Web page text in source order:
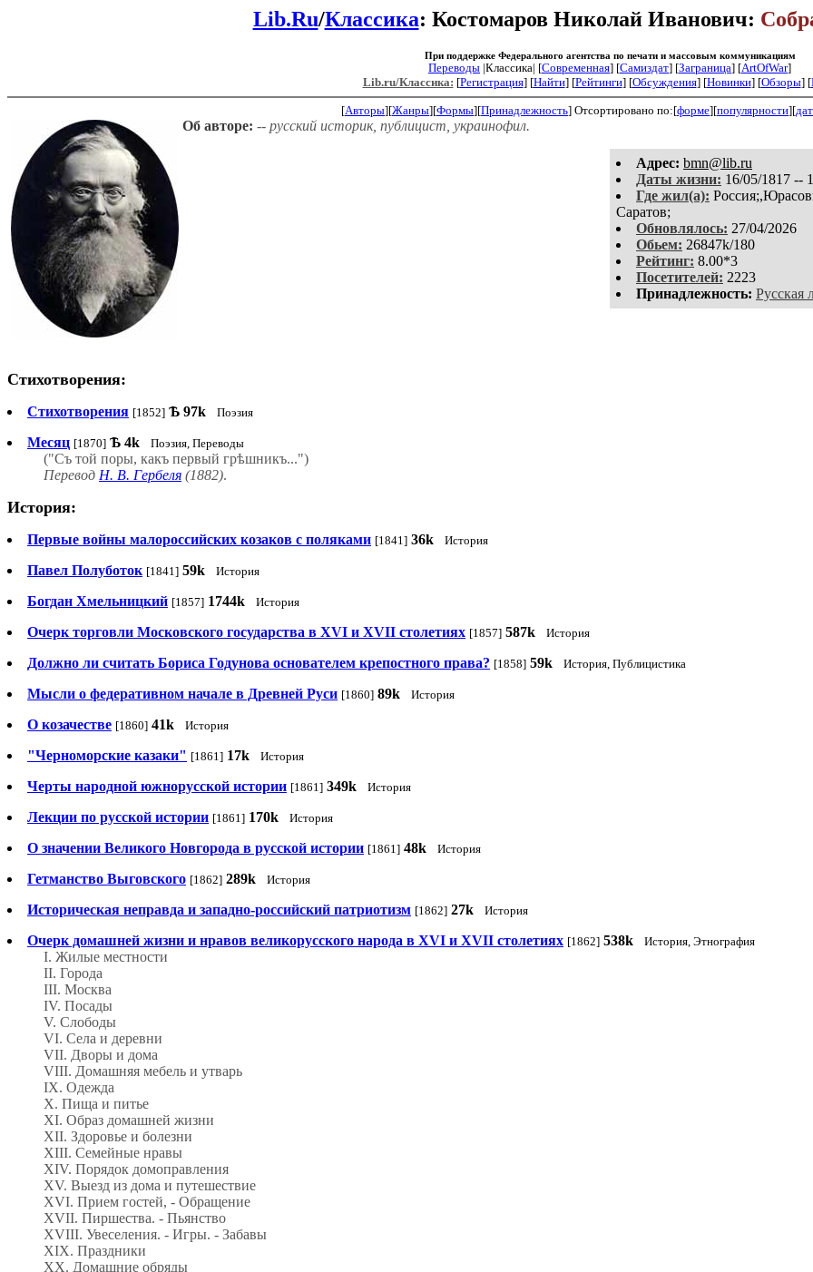
Lib.Ru/Классика: Костомаров Николай Иванович:
При поддержке Федерального агентства по печати и массовым коммуникациям
Переводы |Классика| [Современная] [Самиздат] [Заграница] [ArtOfWar]
Lib.ru/Классика: [Регистрация] [Найти] [Рейтинги] [Обсуждения] [Новинки] [Обзоры] [
[Авторы][Жанры][Формы][Принадлежность] Отсортировано по:[форме][популярности][
Об авторе: -- русский историк, публицист, украинофил.
Aдpeс: bmn@lib.ru
Даты жизни: 16/05/1817 --
Где жил(а):
Саратов;
Обновлялось: 27/04/2026
Обьем: 26847k/180
Рейтинг: 8.00*3
Посетителей: 2223
Принадлежность: Русская
Стихотворения:
Стихотворения [1852] Ѣ 97k Поэзия
Месяц [1870] Ѣ 4k Поэзия, Переводы
("Съ той поры, какъ первый грѣшникъ...")
Перевод Н. В. Гербеля (1882).
История:
Первые войны малороссийских козаков с поляками [1841] 36k История
Павел Полуботок [1841] 59k История
Богдан Хмельницкий [1857] 1744k История
Очерк торговли Московского государства в XVI и XVII столетиях [1857] 587k История
Должно ли считать Бориса Годунова основателем крепостного права? [1858] 59k История, Публицистика
Мысли о федеративном начале в Древней Руси [1860] 89k История
О козачестве [1860] 41k История
"Черноморские казаки" [1861] 17k История
Черты народной южнорусской истории [1861] 349k История
Лекции по русской истории [1861] 170k История
О значении Великого Новгорода в русской истории [1861] 48k История
Гетманство Выговского [1862] 289k История
Историческая неправда и западно-российский патриотизм [1862] 27k История
Очерк домашней жизни и нравов великорусского народа в XVI и XVII столетиях [1862] 538k История, Этнография
I. Жилые местности
II. Города
III. Москва
IV. Посады
V. Слободы
VI. Села и деревни
VII. Дворы и дома
VIII. Домашняя мебель и утварь
IX. Одежда
X. Пища и питье
XI. Образ домашней жизни
XII. Здоровье и болезни
XIII. Семейные нравы
XIV. Порядок домоправления
XV. Выезд из дома и путешествие
XVI. Прием гостей, - Обращение
XVII. Пиршества. - Пьянство
XVIII. Увеселения. - Игры. - Забавы
XIX. Праздники
XX. Домашние обряды